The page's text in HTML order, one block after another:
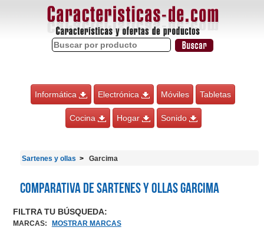
Informática Electrónica Móviles Tabletas
Cocina Hogar Sonido
Sartenes y ollas Garcima
Comparativa de Sartenes y ollas Garcima
FILTRA TU BÚSQUEDA:
MARCAS: MOSTRAR MARCAS